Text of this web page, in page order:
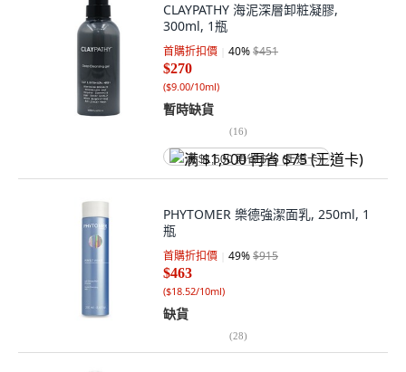
CLAYPATHY 海泥深層卸粧凝膠,
300ml, 1瓶
首購折扣價 40%$451
$270
($9.00/10ml)
暫時缺貨
(16)
满 $1,500 再省 $75 (王道卡)
PHYTOMER 樂德強潔面乳, 250ml, 1
瓶
首購折扣價 49%$915
$463
($18.52/10ml)
缺貨
(28)